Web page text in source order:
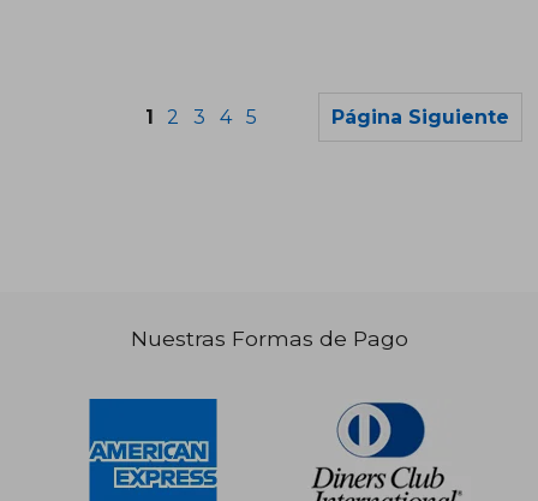
1 2 3 4 5 Página Siguiente
Nuestras Formas de Pago